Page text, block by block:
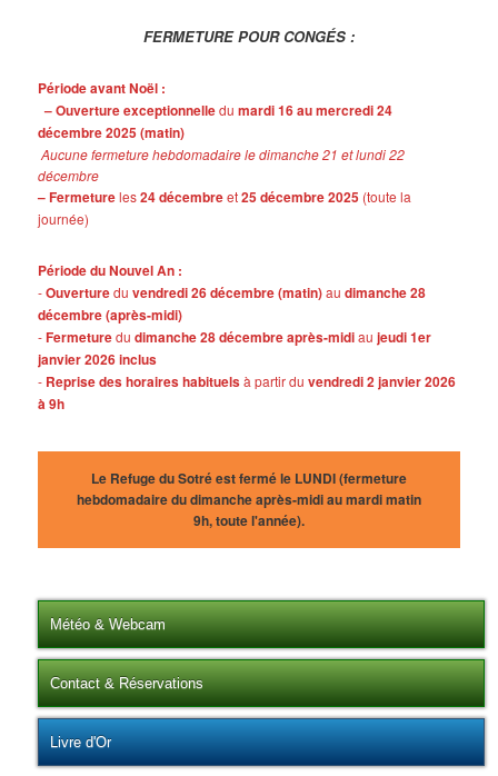
FERMETURE POUR CONGÉS :
Période avant Noël :
– Ouverture exceptionnelledumardi 16 au mercredi 24
décembre 2025 (matin)
Aucune fermeture hebdomadaire le dimanche 21 et lundi 22
décembre
– Fermetureles24 décembreet25 décembre 2025 (toute la
journée)
Période du Nouvel An :
-Ouvertureduvendredi 26 décembre (matin)audimanche 28
décembre (après-midi)
-Fermeturedudimanche 28 décembre après-midiaujeudi 1er
janvier 2026 inclus
- Reprise des horaires habituelsà partir duvendredi 2 janvier 2026
à 9h
Le Refuge du Sotré est fermé le LUNDI (fermeture
hebdomadaire du dimanche après-midi au mardi matin
9h, toute l'année).
Météo & Webcam
Contact & Réservations
Livre d'Or